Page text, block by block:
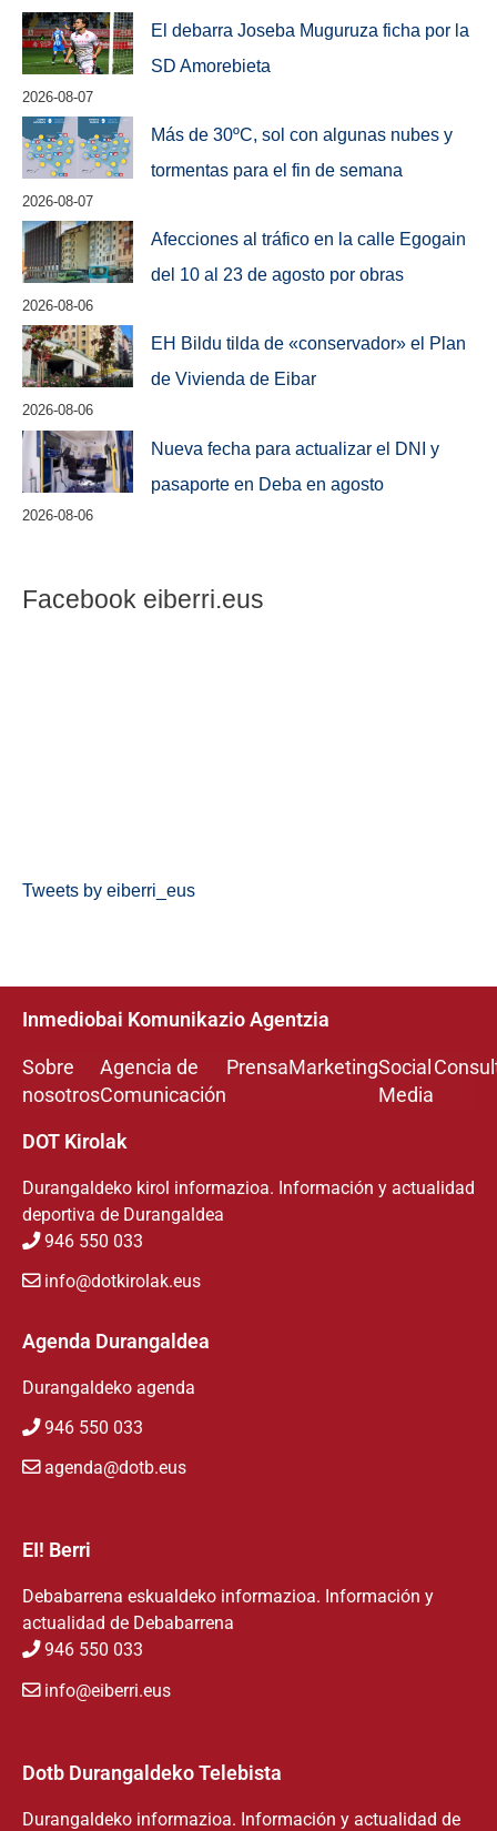
El debarra Joseba Muguruza ficha por la
SD Amorebieta
2026-08-07
Más de 30ºC, sol con algunas nubes y
tormentas para el fin de semana
2026-08-07
Afecciones al tráfico en la calle Egogain
del 10 al 23 de agosto por obras
2026-08-06
EH Bildu tilda de «conservador» el Plan
de Vivienda de Eibar
2026-08-06
Nueva fecha para actualizar el DNI y
pasaporte en Deba en agosto
2026-08-06
Facebook eiberri.eus
Tweets by eiberri_eus
Inmediobai Komunikazio Agentzia
Sobre
nosotros
Agencia de
Comunicación
PrensaMarketingSocial
Media
DOT Kirolak
Durangaldeko kirol informazioa. Información y actualidad
deportiva de Durangaldea
946 550 033
info@dotkirolak.eus
Agenda Durangaldea
Durangaldeko agenda
946 550 033
agenda@dotb.eus
EI! Berri
Debabarrena eskualdeko informazioa. Información y
actualidad de Debabarrena
946 550 033
info@eiberri.eus
Dotb Durangaldeko Telebista
Durangaldeko informazioa. Información y actualidad de